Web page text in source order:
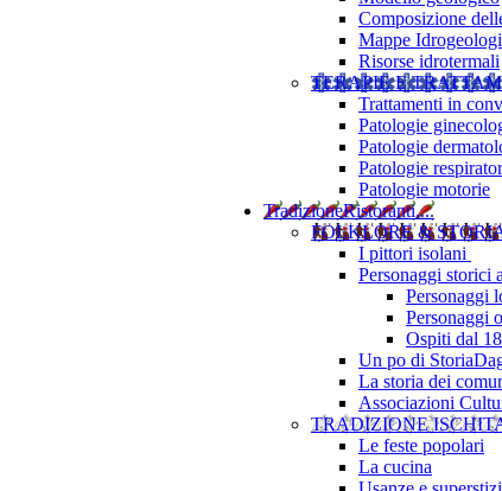
Composizione
Mappe
Risorse idrotermali
TERAPIE E
Trattamenti in
Patologie
Patologie
Patologie
Patologie motorie
TradizioneRistoranti....
FOLKLORE &
I pittori isolani
Personaggi storici
Personaggi
Personaggi
Ospiti dal
Un po di Storia
La storia dei
Associazioni
TRADIZIONE
Le feste popolari
La cucina